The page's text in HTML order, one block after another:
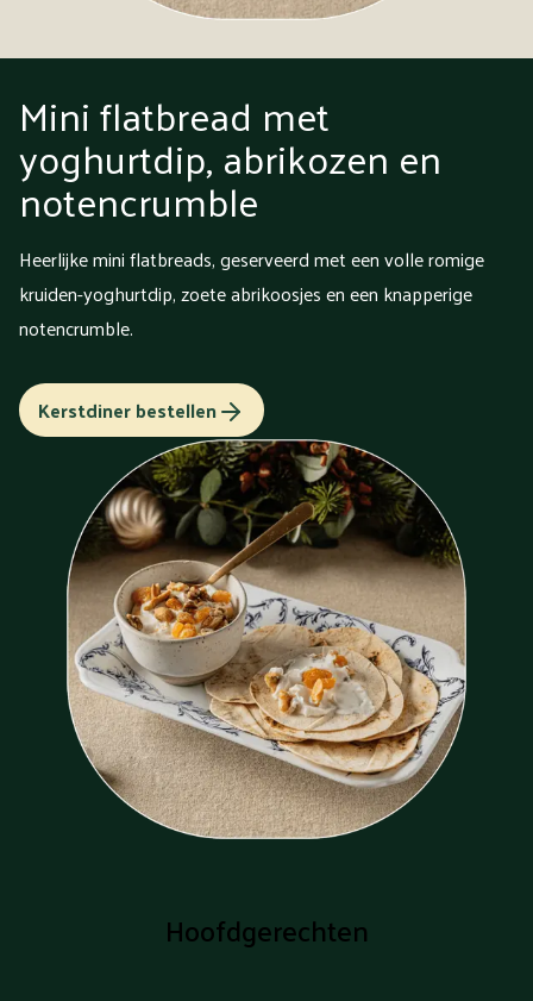
Mini flatbread met
yoghurtdip, abrikozen en
notencrumble
Heerlijke mini flatbreads, geserveerd met een volle romige
kruiden-yoghurtdip, zoete abrikoosjes en een knapperige
notencrumble.
Kerstdiner bestellen
Hoofdgerechten